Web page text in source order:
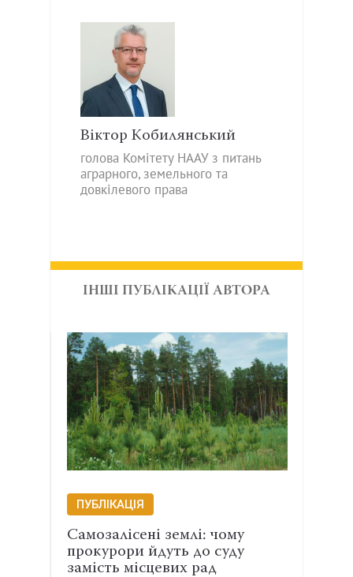
Віктор Кобилянський
голова Комітету НААУ з питань
аграрного, земельного та
довкілевого права
ІНШІ ПУБЛІКАЦІЇ АВТОРА
ПУБЛІКАЦІЯ
Самозалісені землі: чому
прокурори йдуть до суду
замість місцевих рад